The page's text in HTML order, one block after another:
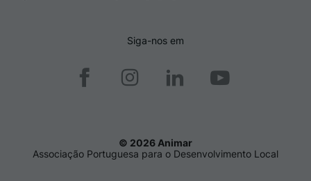
Siga-nos em
© 2026 Animar
Associação Portuguesa para o Desenvolvimento Local